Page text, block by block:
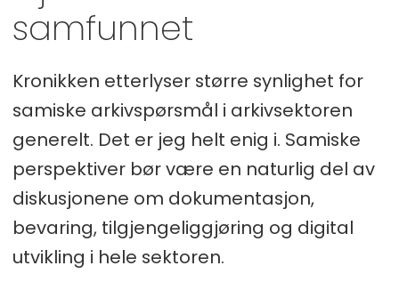
samfunnet
Kronikken etterlyser større synlighet for
samiske arkivspørsmål i arkivsektoren
generelt. Det er jeg helt enig i. Samiske
perspektiver bør være en naturlig del av
diskusjonene om dokumentasjon,
bevaring, tilgjengeliggjøring og digital
utvikling i hele sektoren.